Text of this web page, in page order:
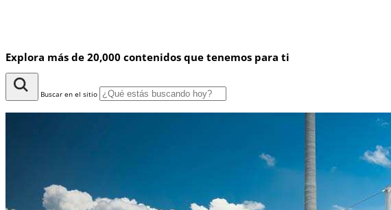
Explora más de 20,000 contenidos que tenemos para ti
Buscar en el sitio